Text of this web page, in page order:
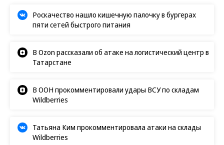
Роскачество нашло кишечную палочку в бургерах
пяти сетей быстрого питания
В Ozon рассказали об атаке на логистический центр в
Татарстане
В ООН прокомментировали удары ВСУ по складам
Wildberries
Татьяна Ким прокомментировала атаки на склады
Wildberries